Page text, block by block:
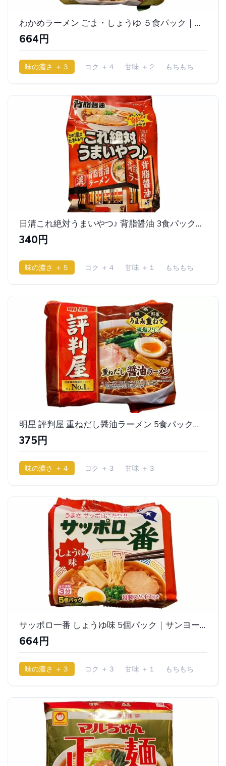
わかめラーメン ごま・しょうゆ ５食パック｜エースコック
664円
味の濃さ ＋３ コク ＋４ 甘味 ＋２ もちもち
日清これ絶対うまいやつ♪ 背脂醤油 3食パック｜日清
340円
味の濃さ ＋５ コク ＋４ 甘味 ＋１ もちもち
明星 評判屋 重ねだし醤油ラーメン 5食パック｜明星
375円
味の濃さ ＋４ コク ＋３ 甘味 ＋３
サッポロ一番 しょうゆ味 5個パック｜サンヨー食品
664円
味の濃さ ＋３ コク ＋３ 甘味 ＋１ もちもち